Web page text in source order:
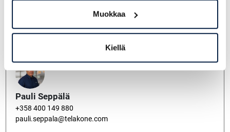
Muokkaa
Kiellä
+358 400 796 060
pekka.heikkinen@telakone.com
Pauli Seppälä
+358 400 149 880
pauli.seppala@telakone.com